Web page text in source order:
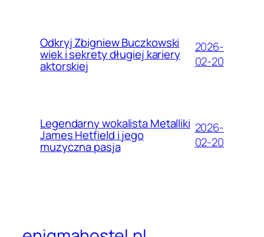
Odkryj Zbigniew Buczkowski
wiek i sekrety długiej kariery
aktorskiej
2026-
02-20
Legendarny wokalista Metalliki
James Hetfield i jego
muzyczna pasja
2026-
02-20